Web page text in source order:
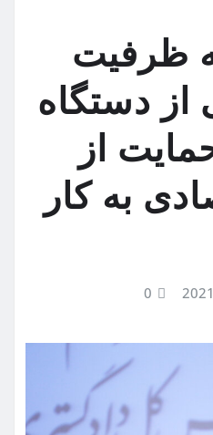
ظرفیت
از دستگاه
از
به کار
0